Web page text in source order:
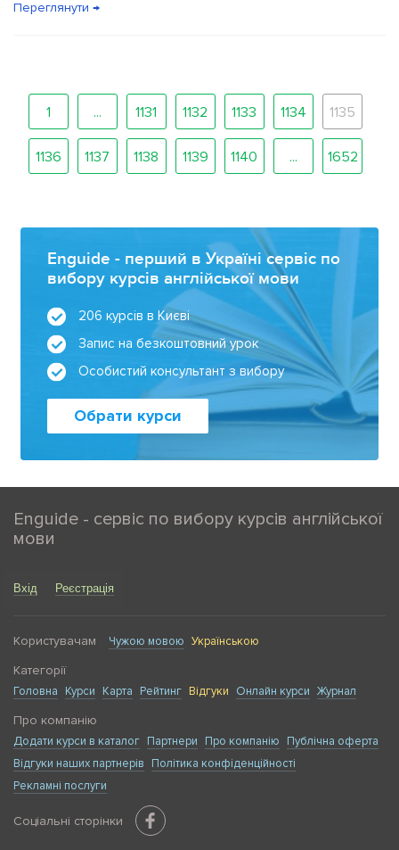
Переглянути →
1 ... 1131 1132 1133 1134 1135
1136 1137 1138 1139 1140 ... 1652
Enguide - перший в Україні сервіс по
вибору курсів англійської мови
206 курсів в Києві
Запис на безкоштовний урок
Особистий консультант з вибору
Обрати курси
Enguide - сервіс по вибору курсів англійської
мови
Вхід Реєстрація
Користувачам Чужою мовою Українською
Категорії
Головна Курси Карта Рейтинг Відгуки Онлайн курси Журнал
Про компанію
Додати курси в каталог Партнери Про компанію
Публічна оферта
Відгуки наших партнерів
Політика конфіденційності
Рекламні послуги
Соціальні сторінки